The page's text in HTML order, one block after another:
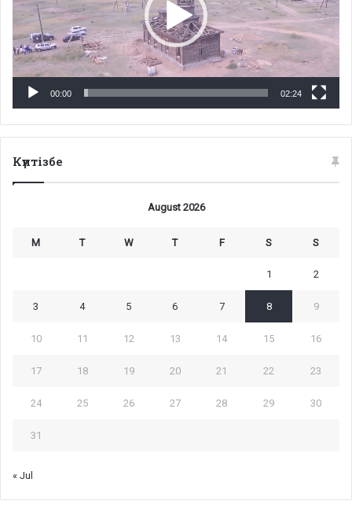
00:00 02:24
Күнтізбе
August 2026
M T W T F S S
1 2
3 4 5 6 7 8 9
10 11 12 13 14 15 16
17 18 19 20 21 22 23
24 25 26 27 28 29 30
31
« Jul